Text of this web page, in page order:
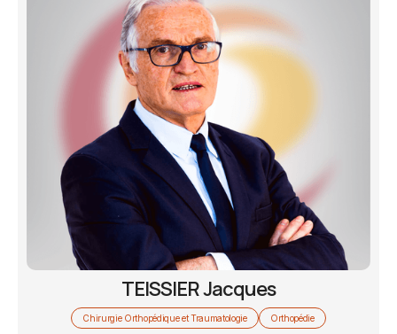
TEISSIER Jacques
Chirurgie Orthopédique et Traumatologie Orthopédie